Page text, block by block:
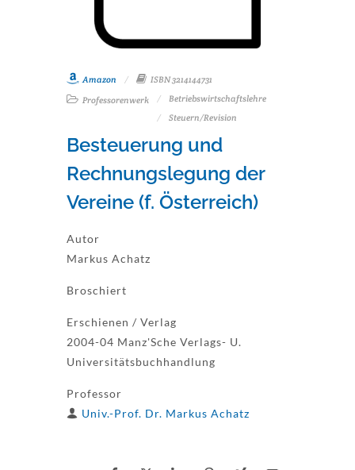
Amazon
ISBN 3214144731
Professorenwerk
Betriebswirtschaftslehre
Steuern/Revision
Besteuerung und
Rechnungslegung der
Vereine (f. Österreich)
Autor
Markus Achatz
Broschiert
Erschienen / Verlag
2004-04 Manz'Sche Verlags- U.
Universitätsbuchhandlung
Professor
Univ.-Prof. Dr. Markus Achatz